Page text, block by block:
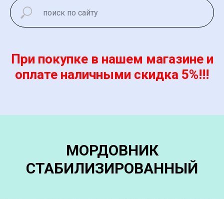
При покупке в нашем магазине и
оплате наличными скидка 5%!!!
МОРДОВНИК
СТАБИЛИЗИРОВАННЫЙ